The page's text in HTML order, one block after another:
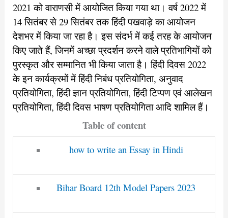
2021 को वाराणसी में आयोजित किया गया था। वर्ष 2022 में
14 सितंबर से 29 सितंबर तक हिंदी पखवाड़े का आयोजन
देशभर में किया जा रहा है। इस संदर्भ में कई तरह के आयोजन
किए जाते हैं, जिनमें अच्छा प्रदर्शन करने वाले प्रतिभागियों को
पुरस्कृत और सम्मानित भी किया जाता है। हिंदी दिवस 2022
के इन कार्यक्रमों में हिंदी निबंध प्रतियोगिता, अनुवाद
प्रतियोगिता, हिंदी ज्ञान प्रतियोगिता, हिंदी टिप्पण एवं आलेखन
प्रतियोगिता, हिंदी दिवस भाषण प्रतियोगिता आदि शामिल हैं।
Table of content
how to write an Essay in Hindi
Bihar Board 12th Model Papers 2023